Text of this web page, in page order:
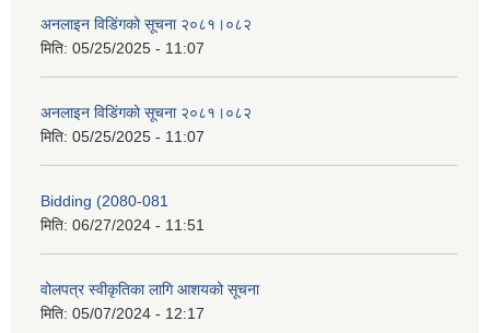
अनलाइन विडि‌ं‍गको सूचना २०८१।०८२
मिति: 05/25/2025 - 11:07
अनलाइन विडि‌ं‍गको सूचना २०८१।०८२
मिति: 05/25/2025 - 11:07
Bidding (2080-081
मिति: 06/27/2024 - 11:51
वोलपत्र स्वीकृतिका लागि आशयको सूचना
मिति: 05/07/2024 - 12:17